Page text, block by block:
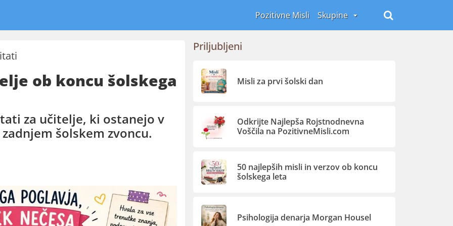
Pozitivne Misli Skupine
ob koncu šolskega
za učitelje, ki ostanejo v
šolskem zvoncu.
Priljubljeni
Misli za prvi šolski dan
Odkrijte Najlepša Rojstnodnevna
Voščila na PozitivneMisli.com
50 najlepših misli in verzov ob koncu
šolskega leta
Psihologija denarja Morgan Housel